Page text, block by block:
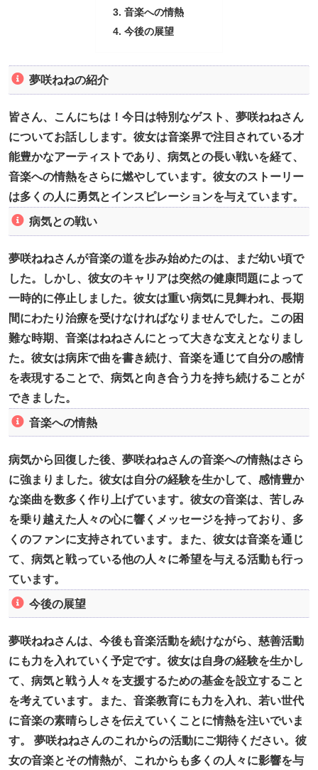
音楽への情熱
今後の展望
夢咲ねねの紹介
皆さん、こんにちは！今日は特別なゲスト、夢咲ねねさん
についてお話しします。彼女は音楽界で注目されている才
能豊かなアーティストであり、病気との長い戦いを経て、
音楽への情熱をさらに燃やしています。彼女のストーリー
は多くの人に勇気とインスピレーションを与えています。
病気との戦い
夢咲ねねさんが音楽の道を歩み始めたのは、まだ幼い頃で
した。しかし、彼女のキャリアは突然の健康問題によって
一時的に停止しました。彼女は重い病気に見舞われ、長期
間にわたり治療を受けなければなりませんでした。この困
難な時期、音楽はねねさんにとって大きな支えとなりまし
た。彼女は病床で曲を書き続け、音楽を通じて自分の感情
を表現することで、病気と向き合う力を持ち続けることが
できました。
音楽への情熱
病気から回復した後、夢咲ねねさんの音楽への情熱はさら
に強まりました。彼女は自分の経験を生かして、感情豊か
な楽曲を数多く作り上げています。彼女の音楽は、苦しみ
を乗り越えた人々の心に響くメッセージを持っており、多
くのファンに支持されています。また、彼女は音楽を通じ
て、病気と戦っている他の人々に希望を与える活動も行っ
ています。
今後の展望
夢咲ねねさんは、今後も音楽活動を続けながら、慈善活動
にも力を入れていく予定です。彼女は自身の経験を生かし
て、病気と戦う人々を支援するための基金を設立すること
を考えています。また、音楽教育にも力を入れ、若い世代
に音楽の素晴らしさを伝えていくことに情熱を注いでいま
す。 夢咲ねねさんのこれからの活動にご期待ください。彼
女の音楽とその情熱が、これからも多くの人々に影響を与